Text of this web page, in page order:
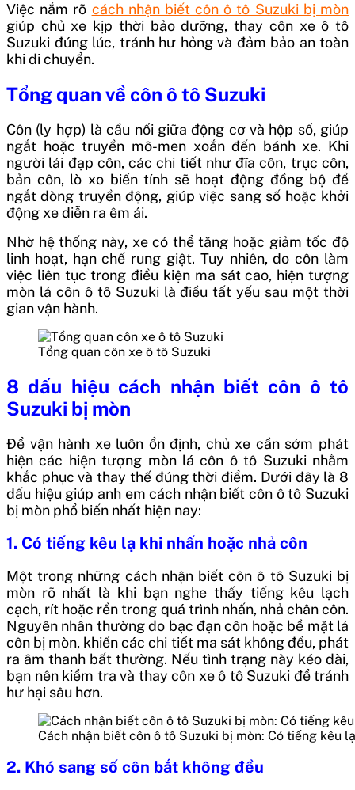
Việc nắm rõ cách nhận biết côn ô tô Suzuki bị mòn
giúp chủ xe kịp thời bảo dưỡng, thay côn xe ô tô
Suzuki đúng lúc, tránh hư hỏng và đảm bảo an toàn
khi di chuyển.
Tổng quan về côn ô tô Suzuki
Côn (ly hợp) là cầu nối giữa động cơ và hộp số, giúp
ngắt hoặc truyền mô-men xoắn đến bánh xe. Khi
người lái đạp côn, các chi tiết như đĩa côn, trục côn,
bản côn, lò xo biến tính sẽ hoạt động đồng bộ để
ngắt dòng truyền động, giúp việc sang số hoặc khởi
động xe diễn ra êm ái.
Nhờ hệ thống này, xe có thể tăng hoặc giảm tốc độ
linh hoạt, hạn chế rung giật. Tuy nhiên, do côn làm
việc liên tục trong điều kiện ma sát cao, hiện tượng
mòn lá côn ô tô Suzuki là điều tất yếu sau một thời
gian vận hành.
Tổng quan côn xe ô tô Suzuki
8 dấu hiệu cách nhận biết côn ô tô
Suzuki bị mòn
Để vận hành xe luôn ổn định, chủ xe cần sớm phát
hiện các hiện tượng mòn lá côn ô tô Suzuki nhằm
khắc phục và thay thế đúng thời điểm. Dưới đây là 8
dấu hiệu giúp anh em cách nhận biết côn ô tô Suzuki
bị mòn phổ biến nhất hiện nay:
1. Có tiếng kêu lạ khi nhấn hoặc nhả côn
Một trong những cách nhận biết côn ô tô Suzuki bị
mòn rõ nhất là khi bạn nghe thấy tiếng kêu lạch
cạch, rít hoặc rền trong quá trình nhấn, nhả chân côn.
Nguyên nhân thường do bạc đạn côn hoặc bề mặt lá
côn bị mòn, khiến các chi tiết ma sát không đều, phát
ra âm thanh bất thường. Nếu tình trạng này kéo dài,
bạn nên kiểm tra và thay côn xe ô tô Suzuki để tránh
hư hại sâu hơn.
Cách nhận biết côn ô tô Suzuki bị mòn: Có tiếng kêu
2. Khó sang số côn bắt không đều